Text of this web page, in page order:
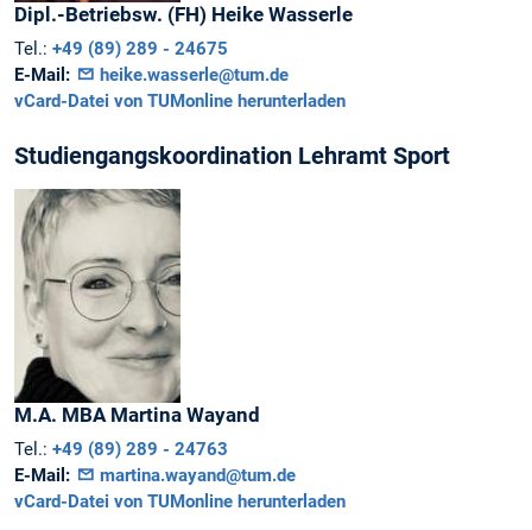
Dipl.-Betriebsw. (FH) Heike Wasserle
Tel.: +49 (89) 289 - 24675
E-Mail:
heike.wasserle@tum.de
vCard-Datei von TUMonline herunterladen
Studiengangskoordination Lehramt Sport
M.A. MBA Martina Wayand
Tel.: +49 (89) 289 - 24763
E-Mail:
martina.wayand@tum.de
vCard-Datei von TUMonline herunterladen